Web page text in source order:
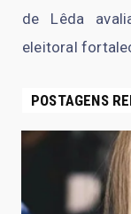
de Lêda
eleitoral
POSTAGENS